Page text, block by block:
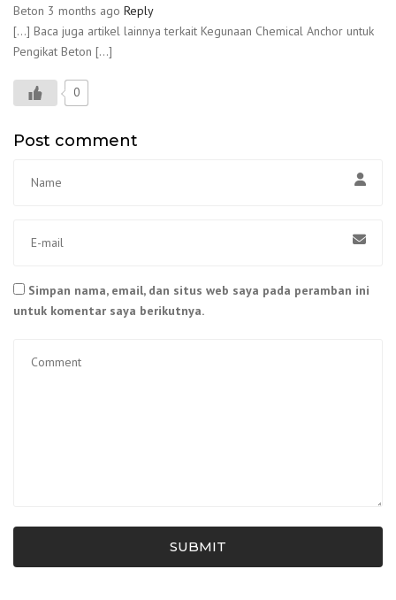
Beton 3 months ago Reply
[…] Baca juga artikel lainnya terkait Kegunaan Chemical Anchor untuk
Pengikat Beton […]
0
Post comment
Simpan nama, email, dan situs web saya pada peramban ini
untuk komentar saya berikutnya.
SUBMIT